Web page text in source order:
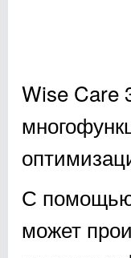
Wise Care
С помощью
может